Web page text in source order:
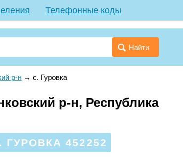
Телефонные коды
Найти
р-н → с. Гуровка
р-н, Республика
452252